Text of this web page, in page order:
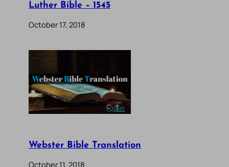
Luther Bible – 1545
October 17, 2018
Webster Bible Translation
October 11, 2018